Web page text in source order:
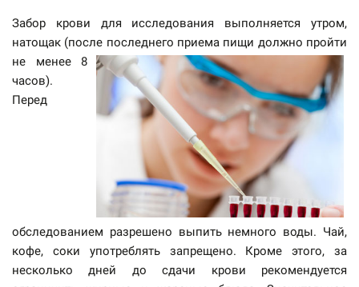
Забор крови для исследования выполняется утром,
натощак (после последнего приема пищи должно пройти
не менее 8
часов).
Перед
обследованием разрешено выпить немного воды. Чай,
кофе, соки употреблять запрещено. Кроме этого, за
несколько дней до сдачи крови рекомендуется